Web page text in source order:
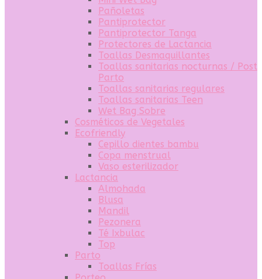
Pañoletas
Pantiprotector
Pantiprotector Tanga
Protectores de Lactancia
Toallas Desmaquillantes
Toallas sanitarias nocturnas / Post
Parto
Toallas sanitarias regulares
Toallas sanitarias Teen
Wet Bag Sobre
Cosméticos de Vegetales
Ecofriendly
Cepillo dientes bambu
Copa menstrual
Vaso esterilizador
Lactancia
Almohada
Blusa
Mandil
Pezonera
Té Ixbulac
Top
Parto
Toallas Frías